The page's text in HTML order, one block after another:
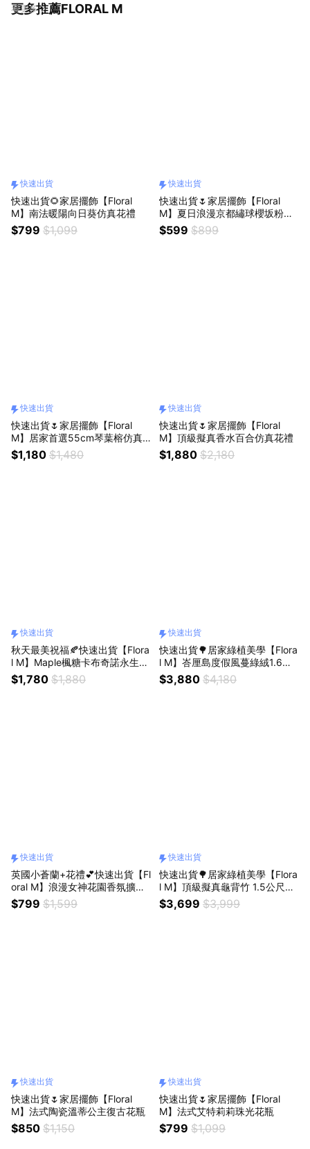
更多推薦FLORAL M
看更多
快速出貨
快速出貨🌻家居擺飾【Floral
M】南法暖陽向日葵仿真花禮
$799 $1,099
快速出貨
快速出貨🌷家居擺飾【Floral
M】夏日浪漫京都繡球櫻坂粉仿
真花禮
$599 $899
快速出貨
快速出貨🌷家居擺飾【Floral
M】居家首選55cm琴葉榕仿真
植栽
$1,180 $1,480
快速出貨
快速出貨🌷家居擺飾【Floral
M】頂級擬真香水百合仿真花禮
$1,880 $2,180
快速出貨
秋天最美祝福🍂快速出貨【Flora
l M】Maple楓糖卡布奇諾永生花
禮（贈送5ml香氛油）獅子座生
日禮物 開幕喬遷升遷花禮
$1,780 $1,880
快速出貨
快速出貨🌳居家綠植美學【Flora
l M】峇厘島度假風蔓綠絨1.6公
尺室內大型仿真植栽（贈送花
盆）
$3,880 $4,180
快速出貨
英國小蒼蘭+花禮💕快速出貨【Fl
oral M】浪漫女神花園香氛擴香
禮盒 獅子座生日禮物
$799 $1,599
快速出貨
快速出貨🌳居家綠植美學【Flora
l M】頂級擬真龜背竹 1.5公尺室
內大型仿真植栽（贈送花盆）
$3,699 $3,999
快速出貨
快速出貨🌷家居擺飾【Floral
M】法式陶瓷溫蒂公主復古花瓶
$850 $1,150
快速出貨
快速出貨🌷家居擺飾【Floral
M】法式艾特莉莉珠光花瓶
$799 $1,099